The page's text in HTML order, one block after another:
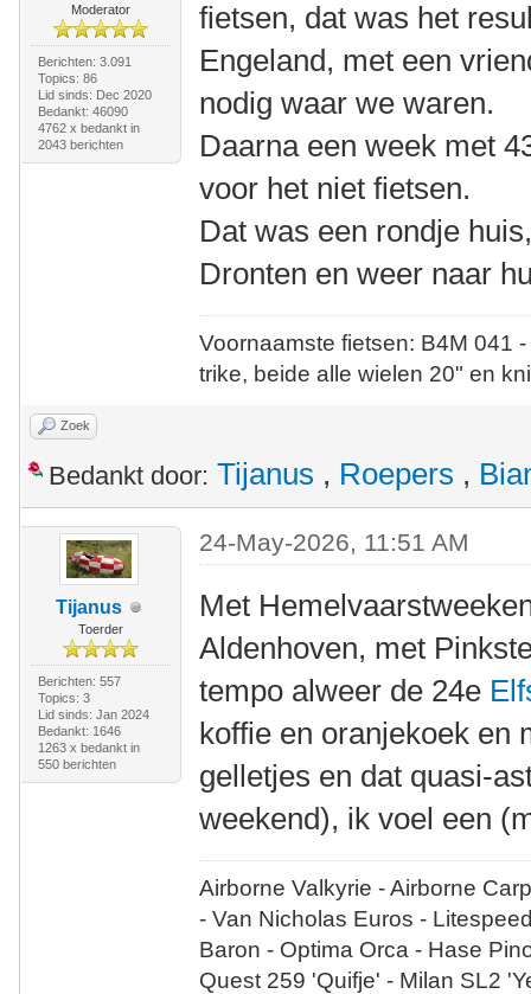
Moderator
Berichten: 3.091
Topics: 86
Lid sinds: Dec 2020
Bedankt: 46090
4762 x bedankt in
2043 berichten
fietsen, dat was het
Engeland, met een
nodig waar we waren.
Daarna een week met
voor het niet fietsen.
Dat was een rondje
Dronten en weer naar
Voornaamste fietsen: B4M
trike, beide alle wielen 20" en
Zoek
Bedankt door: Tijanus , Roepers ,
Tijanus
Toerder
Berichten: 557
Topics: 3
Lid sinds: Jan 2024
Bedankt: 1646
1263 x bedankt in
550 berichten
24-May-2026, 11:51 AM
Met
Aldenhoven, met
tempo alweer de 24e
koffie en oranjekoek en
gelletjes en dat quasi-
weekend), ik voel een
Airborne Valkyrie - Airborne
- Van Nicholas Euros -
Baron - Optima Orca - Hase
Quest 259 'Quifje' - Milan SL2